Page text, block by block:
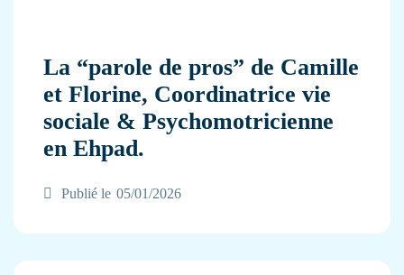
La “parole de pros” de Camille
et Florine, Coordinatrice vie
sociale & Psychomotricienne
en Ehpad.
Publié le 05/01/2026